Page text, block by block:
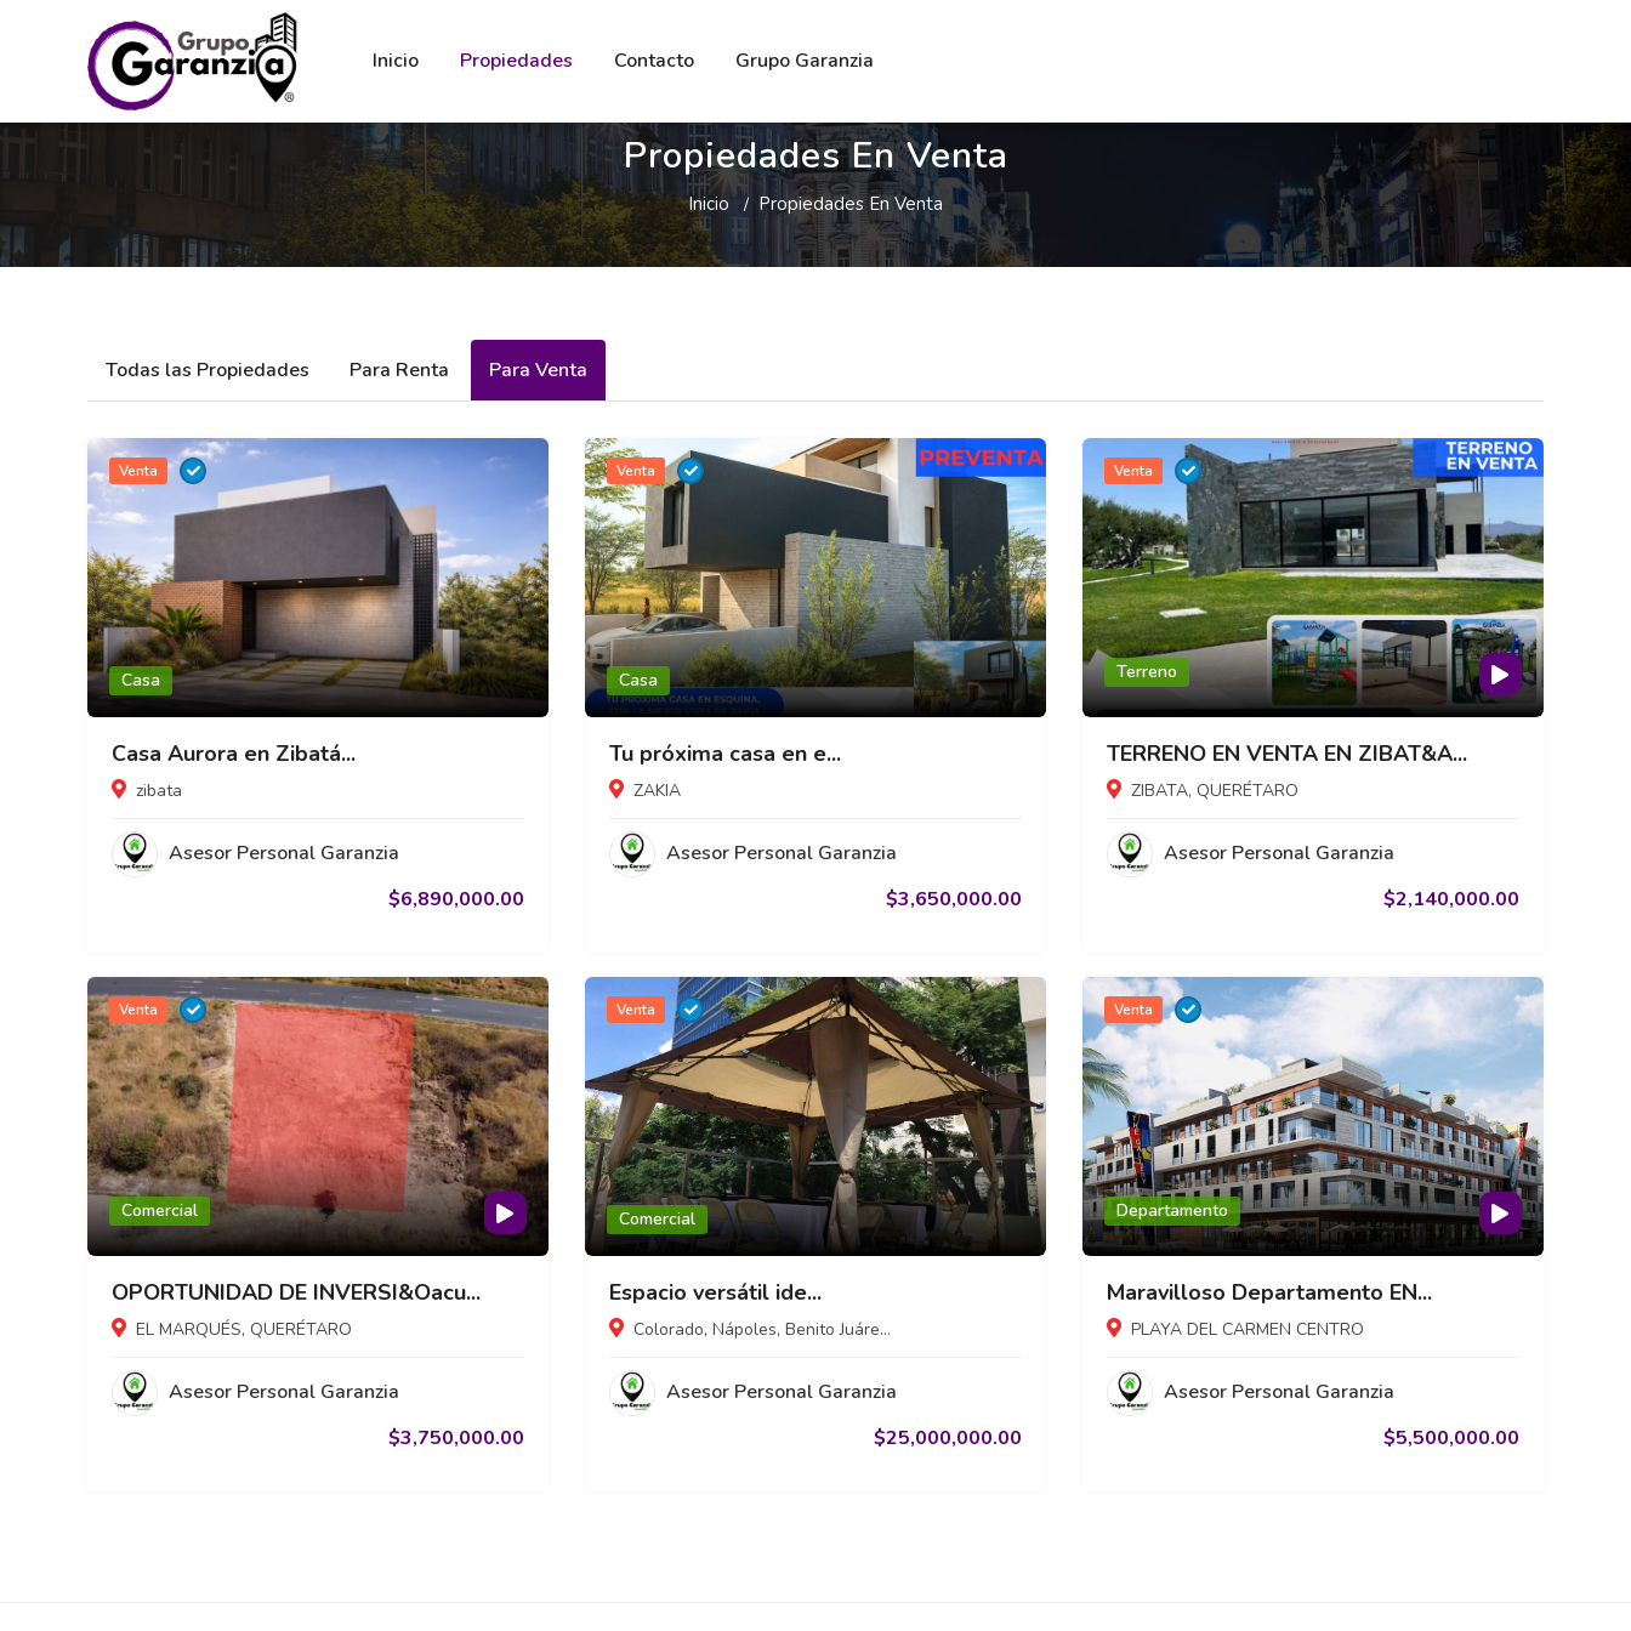
Inicio Propiedades Contacto Grupo Garanzia
Propiedades En Venta
Inicio Propiedades En Venta
Todas las Propiedades Para Renta Para Venta
Venta
Casa
Casa Aurora en Zibatá...
zibata
Asesor Personal Garanzia
$6,890,000.00
Venta
Casa
Tu próxima casa en e...
ZAKIA
Asesor Personal Garanzia
$3,650,000.00
Venta
Terreno
TERRENO EN VENTA EN ZIBAT&A...
ZIBATA, QUERÉTARO
Asesor Personal Garanzia
$2,140,000.00
Venta
Comercial
OPORTUNIDAD DE INVERSI&Oacu...
EL MARQUÉS, QUERÉTARO
Asesor Personal Garanzia
$3,750,000.00
Venta
Comercial
Espacio versátil ide...
Colorado, Nápoles, Benito Juáre...
Asesor Personal Garanzia
$25,000,000.00
Venta
Departamento
Maravilloso Departamento EN...
PLAYA DEL CARMEN CENTRO
Asesor Personal Garanzia
$5,500,000.00